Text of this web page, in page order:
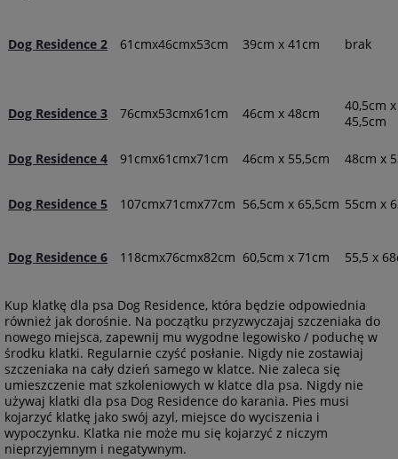
Dog Residence 2 61cmx46cmx53cm 39cm x 41cm brak
Dog Residence 3 76cmx53cmx61cm 46cm x 48cm
40,5cm x
45,5cm
Dog Residence 4 91cmx61cmx71cm 46cm x 55,5cm 48cm x
Dog Residence 5 107cmx71cmx77cm 56,5cm x 65,5cm 55cm x
Dog Residence 6 118cmx76cmx82cm 60,5cm x 71cm 55,5 x
Kup klatkę dla psa Dog Residence, która będzie odpowiednia
również jak dorośnie. Na początku przyzwyczajaj szczeniaka do
nowego miejsca, zapewnij mu wygodne legowisko / poduchę w
środku klatki. Regularnie czyść posłanie. Nigdy nie zostawiaj
szczeniaka na cały dzień samego w klatce. Nie zaleca się
umieszczenie mat szkoleniowych w klatce dla psa. Nigdy nie
używaj klatki dla psa Dog Residence do karania. Pies musi
kojarzyć klatkę jako swój azyl, miejsce do wyciszenia i
wypoczynku. Klatka nie może mu się kojarzyć z niczym
nieprzyjemnym i negatywnym.